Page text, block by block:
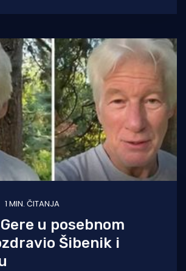
1 MIN. ČITANJA
u posebnom
Šibenik i